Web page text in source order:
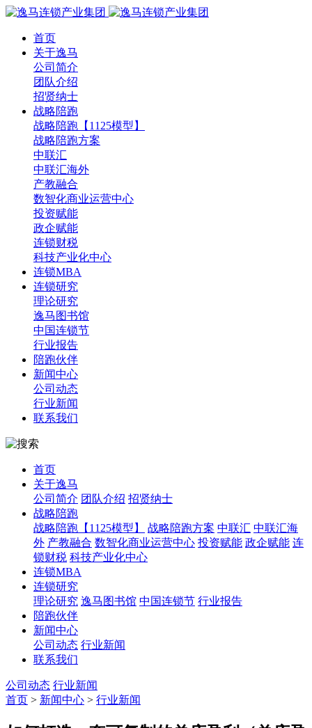
首页
关于逸马
公司简介
团队介绍
招贤纳士
战略陪跑
战略陪跑【1125模型】
战略陪跑方案
中联汇
中联汇海外
产教融合
数智化商业运营中心
投资赋能
政企赋能
连锁财税
科技产业化中心
连锁MBA
连锁研究
理论研究
逸马图书馆
中国连锁节
行业报告
陪跑伙伴
新闻中心
公司动态
行业新闻
联系我们
首页
关于逸马
公司简介 团队介绍 招贤纳士
战略陪跑
战略陪跑【1125模型】
战略陪跑方案 中联汇 中联汇海
外 产教融合 数智化商业运营中心 投资赋能 政企赋能 连
锁财税 科技产业化中心
连锁MBA
连锁研究
理论研究 逸马图书馆 中国连锁节 行业报告
陪跑伙伴
新闻中心
公司动态 行业新闻
联系我们
公司动态 行业新闻
首页 > 新闻中心 > 行业新闻